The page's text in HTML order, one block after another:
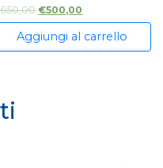
650,00 €500,00
Aggiungi al carrello